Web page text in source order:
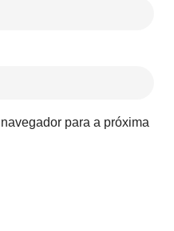
para a próxima